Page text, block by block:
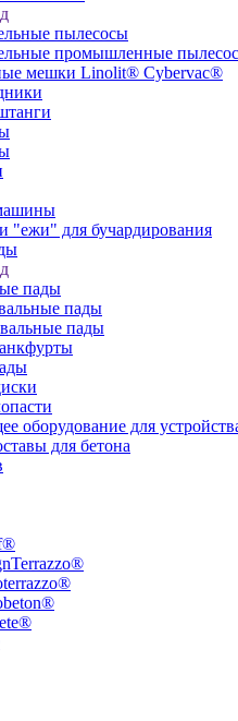
пылесосы
промышленные
мешки Linolit® Cybervac®
"ежи" для бучардирования
пады
пады
пады
оборудование для
для бетона